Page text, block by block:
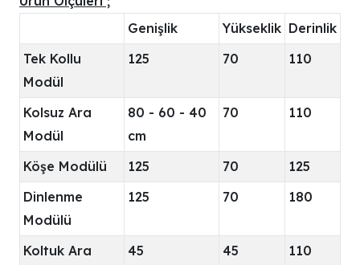
Genişlik
Yükseklik Derinlik
Tek Kollu
Modül
125 70 110
Kolsuz Ara
Modül
80 - 60 - 40
cm
70 110
Köşe Modülü 125 70
125
Dinlenme
Modülü
125 70 180
Koltuk Ara
45 45 110